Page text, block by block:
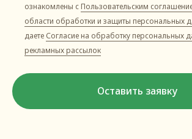
ознакомлены с Пользовательским
области обработки и защиты персональных
даете Согласие на обработку персональных
рекламных рассылок
Оставить заявку